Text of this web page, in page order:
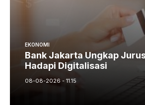
EKONOMI
Bank Jakarta Ungkap
Hadapi Digitalisasi
08-08-2026 - 11.15